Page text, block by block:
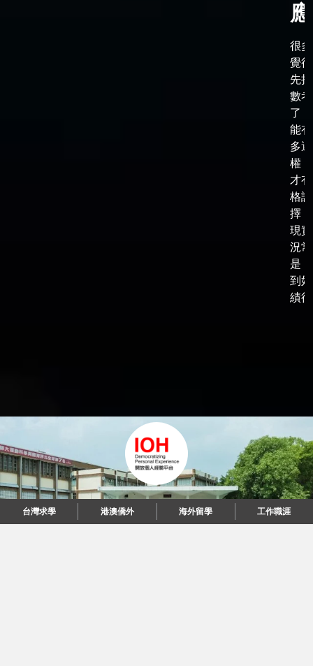
台灣求學 港澳僑外 海外留學 工作職涯
台灣求學 港澳僑外 海外留學 工作職涯
應
很
覺
先
數
了
能
多
權
才
格
擇
現
況常
是
到
績